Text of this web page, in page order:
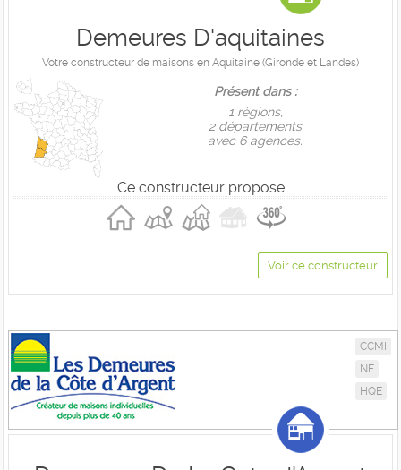
Demeures D'aquitaines
Votre constructeur de maisons en Aquitaine (Gironde et Landes)
Présent dans :
1 règions,
2 départements
avec 6 agences.
Ce constructeur propose
Voir ce constructeur
CCMI
NF
HQE